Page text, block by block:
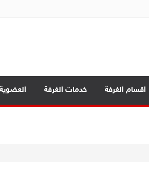
اقسام الغرفة خدمات الغرفة
العامة